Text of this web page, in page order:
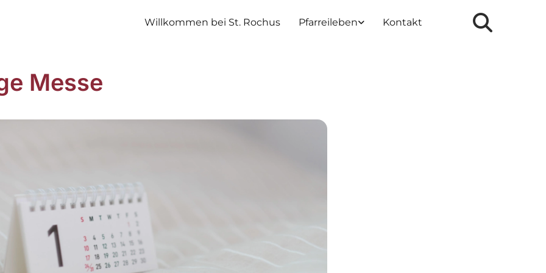
Willkommen bei St. Rochus Pfarreileben Kontakt
Messe